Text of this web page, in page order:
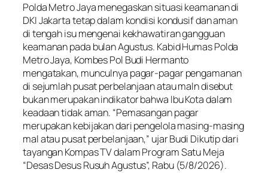
Polda Metro Jaya menegaskan situasi keamanan di
DKI Jakarta tetap dalam kondisi kondusif dan aman
di tengah isu mengenai kekhawatiran gangguan
keamanan pada bulan Agustus. Kabid Humas Polda
Metro Jaya, Kombes Pol Budi Hermanto
mengatakan, munculnya pagar-pagar pengamanan
di sejumlah pusat perbelanjaan atau maln disebut
bukan merupakan indikator bahwa Ibu Kota dalam
keadaan tidak aman. “Pemasangan pagar
merupakan kebijakan dari pengelola masing-masing
mal atau pusat perbelanjaan,” ujar Budi Dikutip dari
tayangan Kompas TV dalam Program Satu Meja
“Desas Desus Rusuh Agustus”, Rabu (5/8/2026).